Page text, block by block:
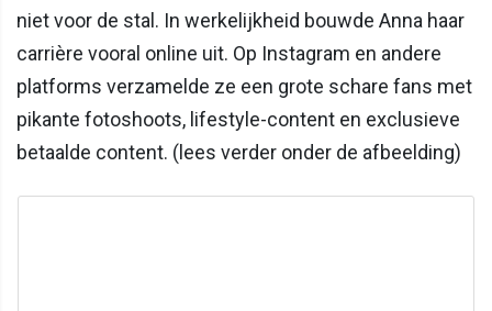
niet voor de stal. In werkelijkheid bouwde Anna haar
carrière vooral online uit. Op Instagram en andere
platforms verzamelde ze een grote schare fans met
pikante fotoshoots, lifestyle-content en exclusieve
betaalde content. (lees verder onder de afbeelding)